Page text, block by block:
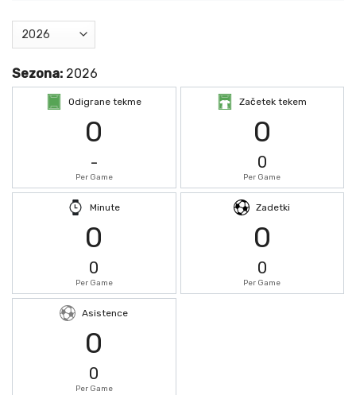
Sezona: 2026
Odigrane tekme
0
-
Per Game
Začetek tekem
0
0
Per Game
Minute
0
0
Per Game
Zadetki
0
0
Per Game
Asistence
0
0
Per Game